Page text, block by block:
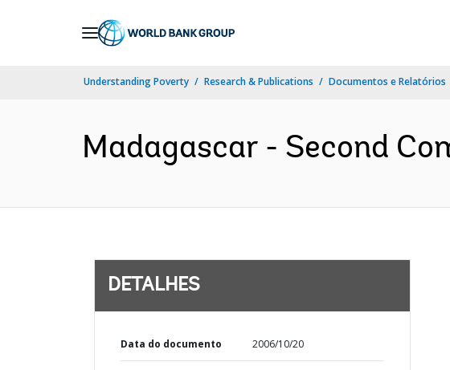
Understanding Poverty Research & Publications Documentos e Relatórios
Madagascar - Second
DETALHES
Data do documento 2006/10/20